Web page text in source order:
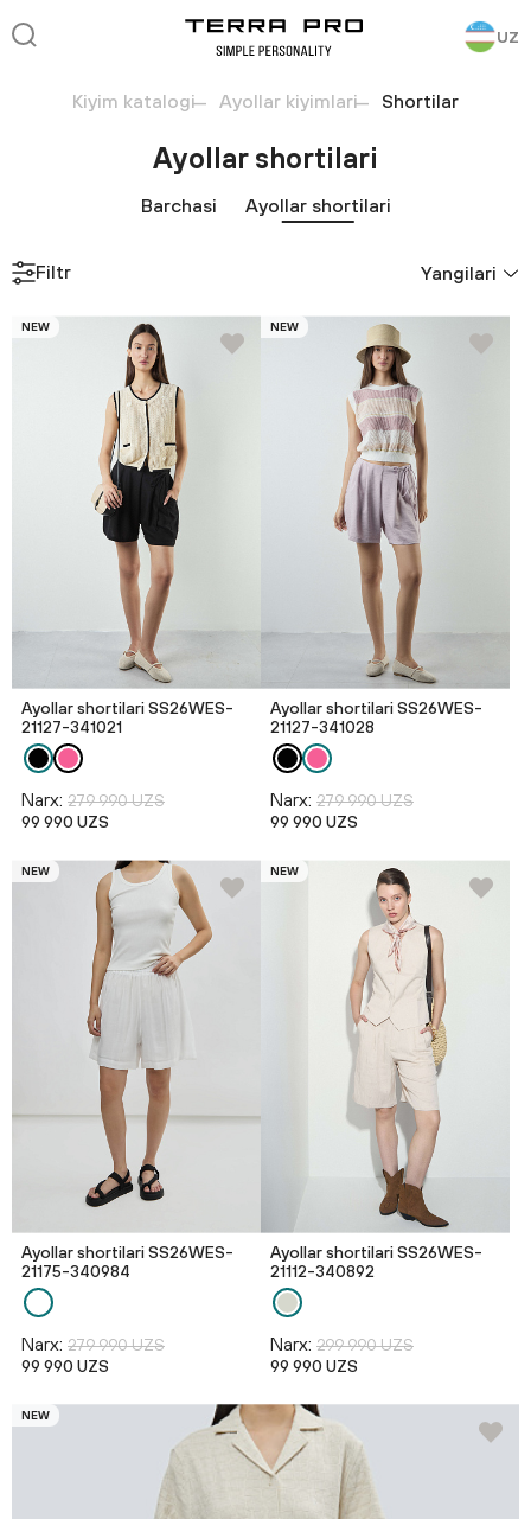
UZ
Kiyim katalogi Ayollar kiyimlari Shortilar
Ayollar shortilari
Barchasi Ayollar shortilari
Filtr Yangilari
NEW
Ayollar shortilari SS26WES-
21127-341021
Narx: 279 990 UZS
99 990 UZS
NEW
Ayollar shortilari SS26WES-
21127-341028
Narx: 279 990 UZS
99 990 UZS
NEW
Ayollar shortilari SS26WES-
21175-340984
Narx: 279 990 UZS
99 990 UZS
NEW
Ayollar shortilari SS26WES-
21112-340892
Narx: 299 990 UZS
99 990 UZS
NEW